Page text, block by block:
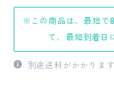
※この商品は、最短で
て、最短到着日
別途送料がかかりま